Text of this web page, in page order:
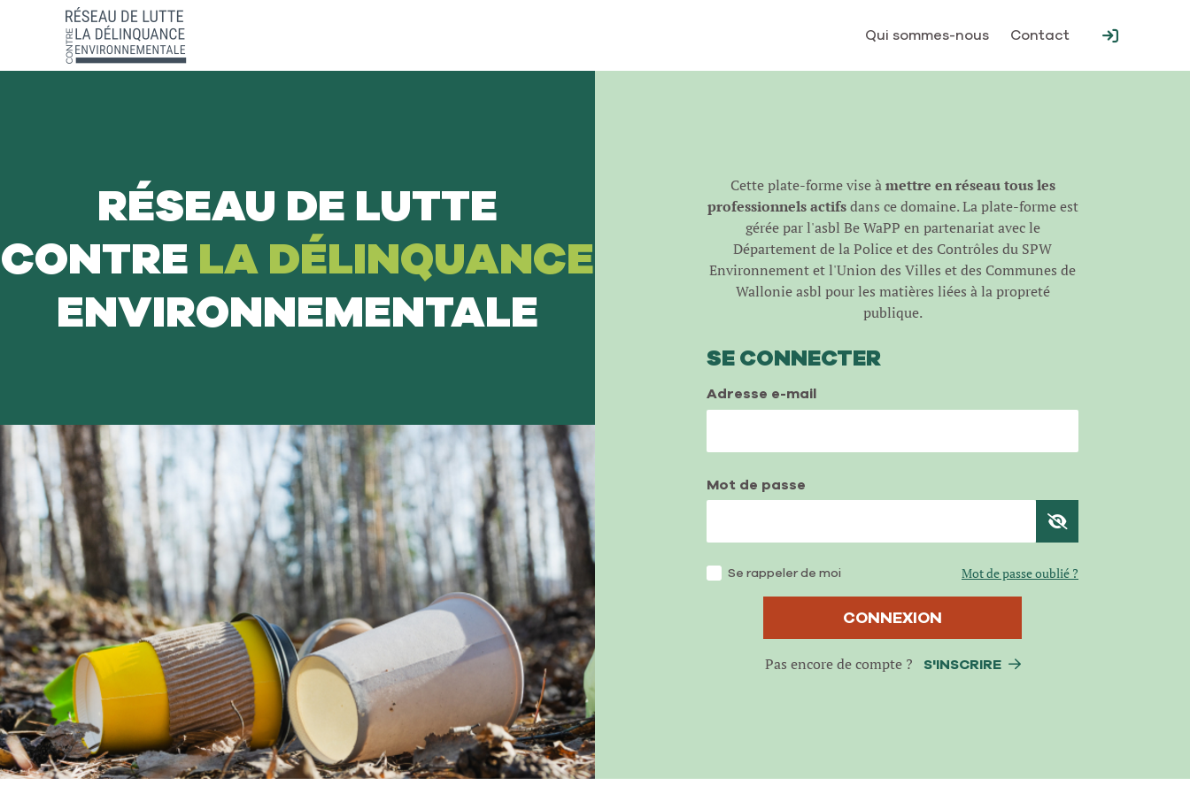
Qui sommes-nous Contact
RÉSEAU DE LUTTE
CONTRE LA DÉLINQUANCE
ENVIRONNEMENTALE
Cette plate-forme vise àmettre en réseau tous les
professionnels actifsdans ce domaine. La plate-forme est
gérée par l'asbl Be WaPP en partenariat avec le
Département de la Police et des Contrôles du SPW
Environnement et l'Union des Villes et des Communes de
Wallonie asbl pour les matières liées à la propreté
publique.
SE CONNECTER
Adresse e-mail
Mot de passe
Se rappeler de moi Mot de passe oublié ?
CONNEXION
Pas encore de compte ? S'INSCRIRE